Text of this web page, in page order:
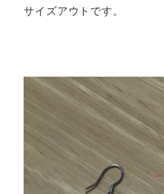
サイズアウトです。